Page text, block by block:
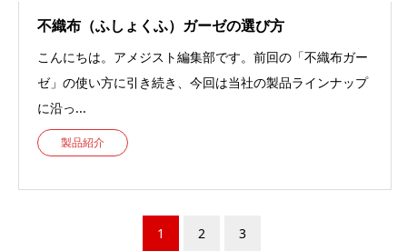
不織布（ふしょくふ）ガーゼの選び方
こんにちは。アメジスト編集部です。前回の「不織布ガー
ゼ」の使い方に引き続き、今回は当社の製品ラインナップ
に沿っ...
製品紹介
1 2 3